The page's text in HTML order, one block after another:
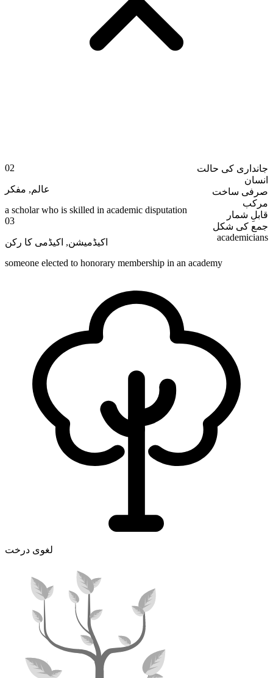
جانداری کی حالت
انسان
صرفی ساخت
مرکب
قابلِ شمار
جمع کی شکل
academicians
02
عالم, مفکر
a scholar who is skilled in academic disputation
03
اکیڈمیشن, اکیڈمی کا رکن
someone elected to honorary membership in an academy
لغوی درخت